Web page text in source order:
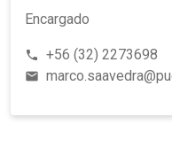
Encargado
phone +56 (32) 2273698
email